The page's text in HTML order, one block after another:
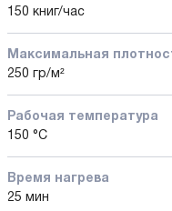
150 книг/час
Максимальная
250 гр/м²
Рабочая температура
150 °С
Время нагрева
25 мин